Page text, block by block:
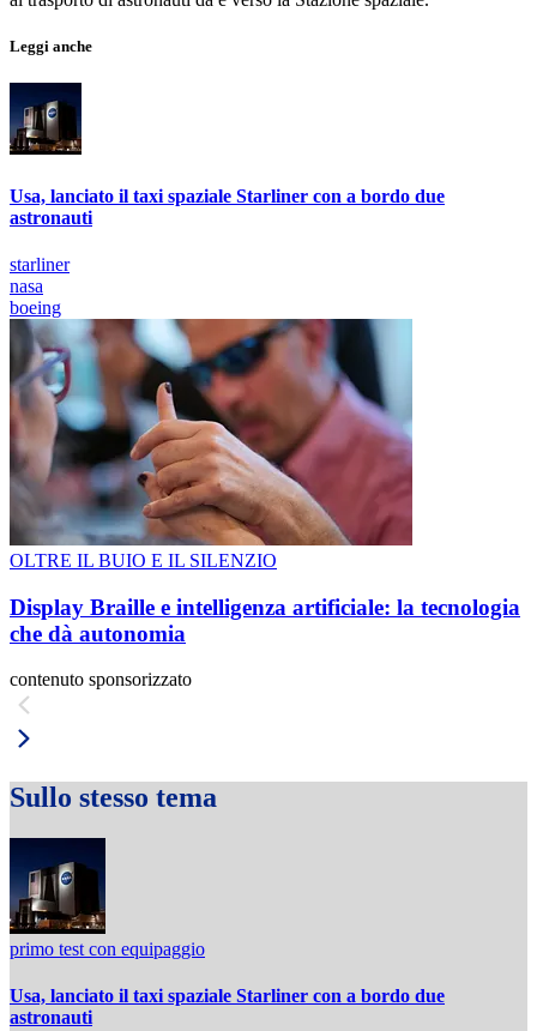
Leggi anche
Usa, lanciato il taxi spaziale Starliner con a bordo due
astronauti
starliner
nasa
boeing
OLTRE IL BUIO E IL SILENZIO
Display Braille e intelligenza artificiale: la tecnologia
che dà autonomia
contenuto sponsorizzato
Sullo stesso tema
primo test con equipaggio
Usa, lanciato il taxi spaziale Starliner con a bordo due
astronauti